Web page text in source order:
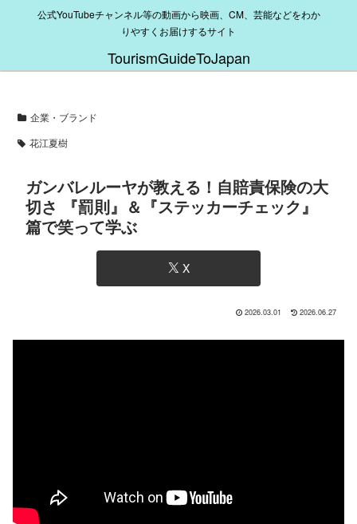
公式YouTubeチャンネル等の動画から映画、CM、芸能などをわか
りやすくお届けするサイト
TourismGuideToJapan
企業・ブランド
花江夏樹
ガンバレルーヤが教える！自賠責保険の大
切さ 『罰則』＆『ステッカーチェック』
篇で笑って学ぶ
X
2026.03.01 2026.06.27